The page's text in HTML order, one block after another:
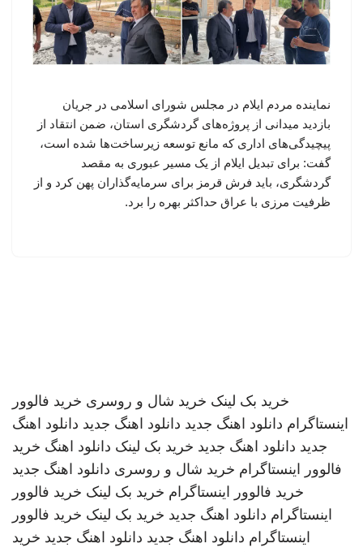
نماینده مردم ایلام در مجلس شورای اسلامی در جریان
بازدید میدانی از پروژه‌های گردشگری استان، ضمن انتقاد از
پیچیدگی‌های اداری که مانع توسعه زیرساخت‌ها شده است،
گفت: برای تبدیل ایلام از یک مسیر عبوری به مقصد
گردشگری، باید فرش قرمز برای سرمایه‌گذاران پهن کرد و از
ظرفیت مرزی با عراق حداکثر بهره را برد.
خرید بک لینک خرید شال و روسری خرید فالوور
اینستاگرام دانلود اهنگ جدید دانلود اهنگ جدید دانلود اهنگ
جدید دانلود اهنگ جدید خرید بک لینک دانلود اهنگ خرید
فالوور اینستاگرام خرید شال و روسری دانلود اهنگ جدید
خرید فالوور اینستاگرام خرید بک لینک خرید فالوور
اینستاگرام دانلود اهنگ جدید خرید بک لینک خرید فالوور
اینستاگرام دانلود اهنگ جدید دانلود اهنگ جدید خرید